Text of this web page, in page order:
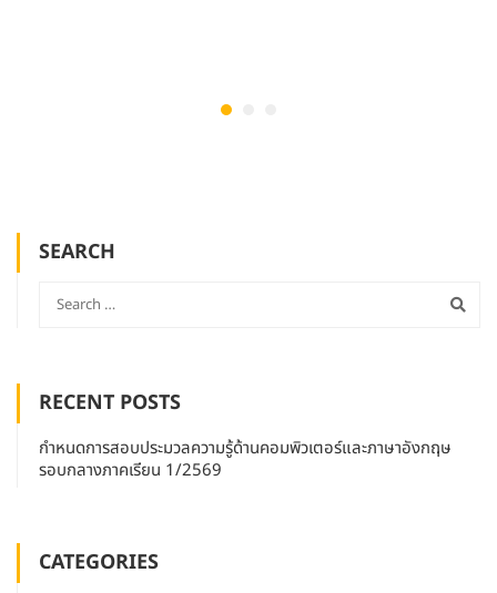
SEARCH
RECENT POSTS
กำหนดการสอบประมวลความรู้ด้านคอมพิวเตอร์และภาษาอังกฤษ
รอบกลางภาคเรียน 1/2569
CATEGORIES